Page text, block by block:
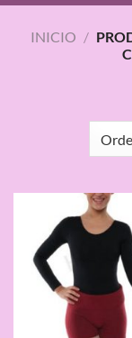
INICIO /